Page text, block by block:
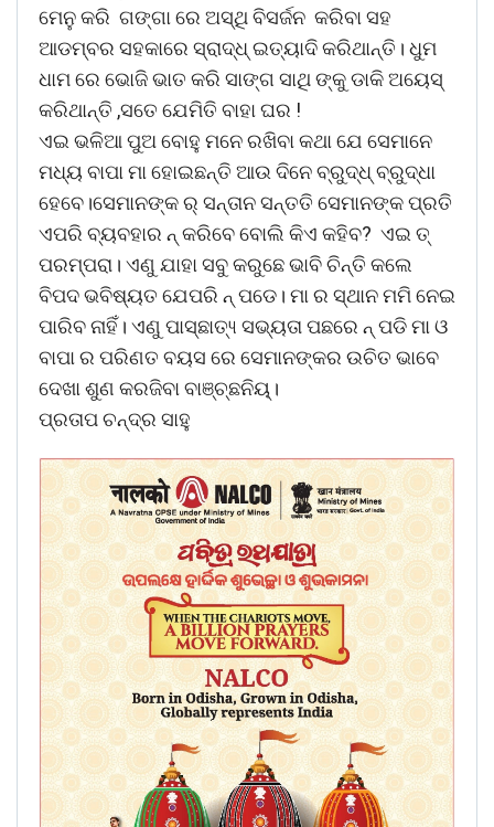
ମେନୁ କରି ଗଙ୍ଗା ରେ ଅସ୍ଥି ବିସର୍ଜନ କରିବା ସହ
ଆଡମ୍ବର ସହକାରେ ସ୍ରାଦ୍ଧ୍ ଇତ୍ୟାଦି କରିଥାନ୍ତି। ଧୁମ
ଧାମ ରେ ଭୋଜି ଭାତ କରି ସାଙ୍ଗ ସାଥି ଙ୍କୁ ଡାକି ଅୟେସ୍
କରିଥାନ୍ତି ,ସତେ ଯେମିତି ବାହା ଘର !
ଏଇ ଭଳିଆ ପୁଅ ବୋହୁ ମନେ ରଖିବା କଥା ଯେ ସେମାନେ
ମଧ୍ୟ ବାପା ମା ହୋଇଛନ୍ତି ଆଉ ଦିନେ ବ୍ରୁଦ୍ଧ୍ ବ୍ରୁଦ୍ଧା
ହେବେ।ସେମାନଙ୍କ ର୍ ସନ୍ତାନ ସନ୍ତତି ସେମାନଙ୍କ ପ୍ରତି
ଏପରି ବ୍ୟବହାର ନ୍ କରିବେ ବୋଲି କିଏ କହିବ? ଏଇ ତ୍
ପରମ୍ପରା। ଏଣୁ ଯାହା ସବୁ କରୁଛେ ଭାବି ଚିନ୍ତି କଲେ
ବିପଦ ଭବିଷ୍ୟତ ଯେପରି ନ୍ ପଡେ। ମା ର ସ୍ଥାନ ମମି ନେଇ
ପାରିବ ନାହିଁ। ଏଣୁ ପାସ୍ଛାତ୍ୟ୍ ସଭ୍ୟତା ପଛରେ ନ୍ ପଡି ମା ଓ
ବାପା ର ପରିଣତ ବୟସ ରେ ସେମାନଙ୍କର ଉଚିତ ଭାବେ
ଦେଖା ଶୁଣ କରଜିବା ବାଞ୍ଚ୍ଛନିୟ୍।
ପ୍ରତାପ ଚନ୍ଦ୍ର ସାହୁ